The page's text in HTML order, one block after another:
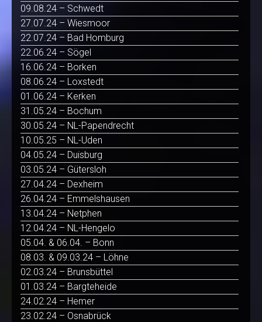
09.08.24 – Schwedt
27.07.24 – Wiesmoor
22.07.24 – Bad Homburg
22.06.24 – Sögel
16.06.24 – Borken
08.06.24 – Loxstedt
01.06.24 – Kerken
31.05.24 – Bochum
30.05.24 – NL-Papendrecht
10.05.25 – NL-Uden
04.05.24 – Duisburg
03.05.24 – Gütersloh
27.04.24 – Dexheim
26.04.24 – Emmelshausen
13.04.24 – Netphen
12.04.24 – NL-Hengelo
05.04. & 06.04. – Bonn
08.03. & 09.03.24 – Löhne
02.03.24 – Brunsbüttel
01.03.24 – Bargteheide
24.02.24 – Hemer
23.02.24 – Osnabrück